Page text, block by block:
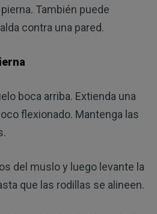
También puede
contra una pared.
boca arriba. Extienda una
flexionado. Mantenga las
del muslo y luego levante la
que las rodillas se alineen.